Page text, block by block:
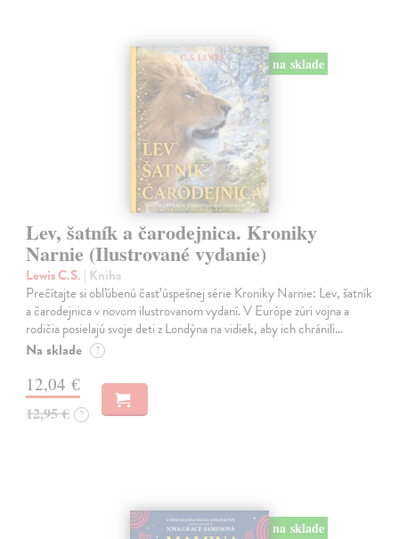
na sklade
Lev, šatník a čarodejnica. Kroniky
Narnie (Ilustrované vydanie)
Lewis C.S. | Kniha
Prečítajte si obľúbenú časť úspešnej série Kroniky Narnie: Lev, šatník
a čarodejnica v novom ilustrovanom vydaní. V Európe zúri vojna a
rodičia posielajú svoje deti z Londýna na vidiek, aby ich chránili…
Na sklade ?
12,04 €
12,95 € ?
na sklade